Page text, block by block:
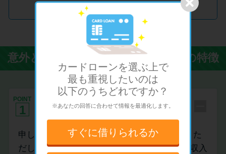
Promotion by アイフル
意外と知らないカードローンの4つの特徴
POINT
1
申し込みに必要な書類は本人確認書
類だけ
申し込みは本人確認書類さえあればOKです。た
だし、50万円以上借り入れしたい場合には、収入
カードローンを選ぶ上で
最も重視したいのは
以下のうちどれですか？
※あなたの回答に合わせて情報を最適化します。
すぐに借りられるか